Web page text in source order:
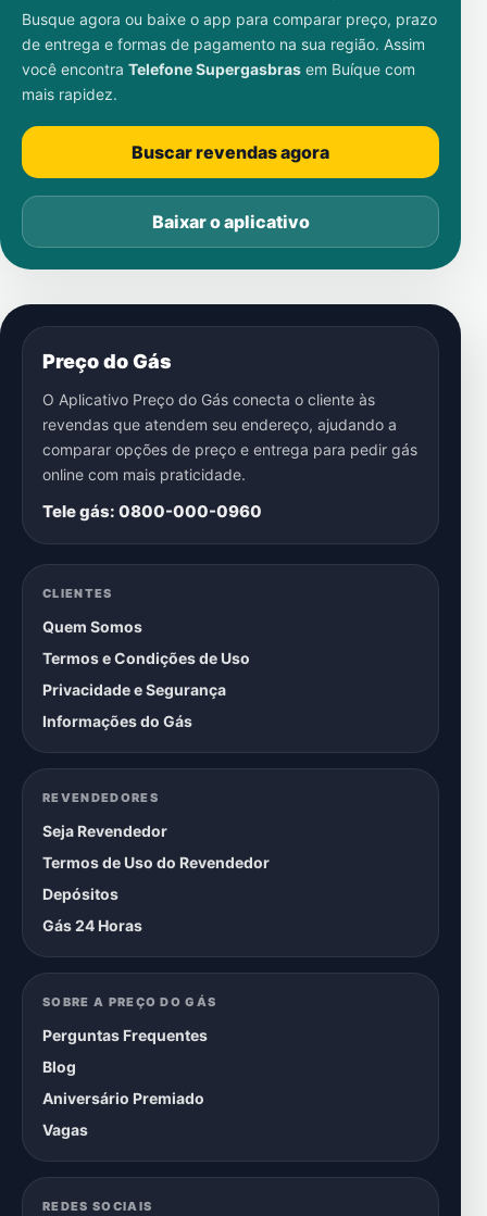
Busque agora ou baixe o app para comparar preço, prazo
de entrega e formas de pagamento na sua região. Assim
você encontra Telefone Supergasbras em Buíque com
mais rapidez.
Buscar revendas agora
Baixar o aplicativo
Preço do Gás
O Aplicativo Preço do Gás conecta o cliente às
revendas que atendem seu endereço, ajudando a
comparar opções de preço e entrega para pedir gás
online com mais praticidade.
Tele gás: 0800-000-0960
CLIENTES
Quem Somos
Termos e Condições de Uso
Privacidade e Segurança
Informações do Gás
REVENDEDORES
Seja Revendedor
Termos de Uso do Revendedor
Depósitos
Gás 24 Horas
SOBRE A PREÇO DO GÁS
Perguntas Frequentes
Blog
Aniversário Premiado
Vagas
REDES SOCIAIS